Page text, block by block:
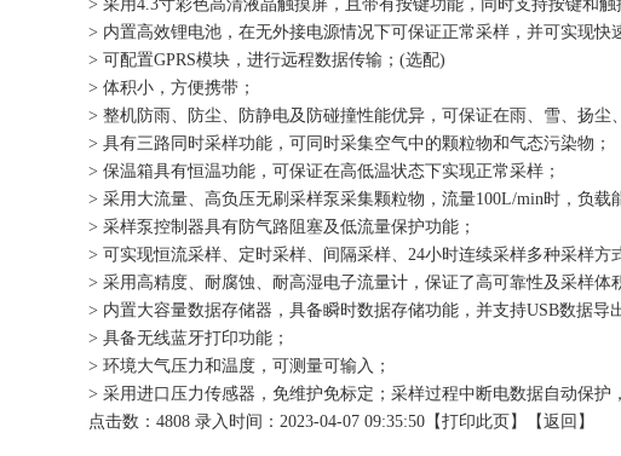
> 采用4.3寸彩色高清液晶触摸屏，且带有按键功能，同时支持按键和触
> 内置高效锂电池，在无外接电源情况下可保证正常采样，并可实现快
> 可配置GPRS模块，进行远程数据传输；(选配)
> 体积小，方便携带；
> 整机防雨、防尘、防静电及防碰撞性能优异，可保证在雨、雪、扬尘
> 具有三路同时采样功能，可同时采集空气中的颗粒物和气态污染物；
> 保温箱具有恒温功能，可保证在高低温状态下实现正常采样；
> 采用大流量、高负压无刷采样泵采集颗粒物，流量100L/min时，负载
> 采样泵控制器具有防气路阻塞及低流量保护功能；
> 可实现恒流采样、定时采样、间隔采样、24小时连续采样多种采样方
> 采用高精度、耐腐蚀、耐高湿电子流量计，保证了高可靠性及采样体
> 内置大容量数据存储器，具备瞬时数据存储功能，并支持USB数据导
> 具备无线蓝牙打印功能；
> 环境大气压力和温度，可测量可输入；
> 采用进口压力传感器，免维护免标定；采样过程中断电数据自动保护
点击数：4808 录入时间：2023-04-07 09:35:50【打印此页 】【返回 】